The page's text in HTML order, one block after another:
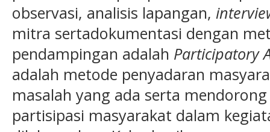
observasi, analisis lapangan,
mitra sertadokumentasi dengan
pendampingan adalah Participatory
adalah metode penyadaran
masalah yang ada serta
partisipasi masyarakat dalam